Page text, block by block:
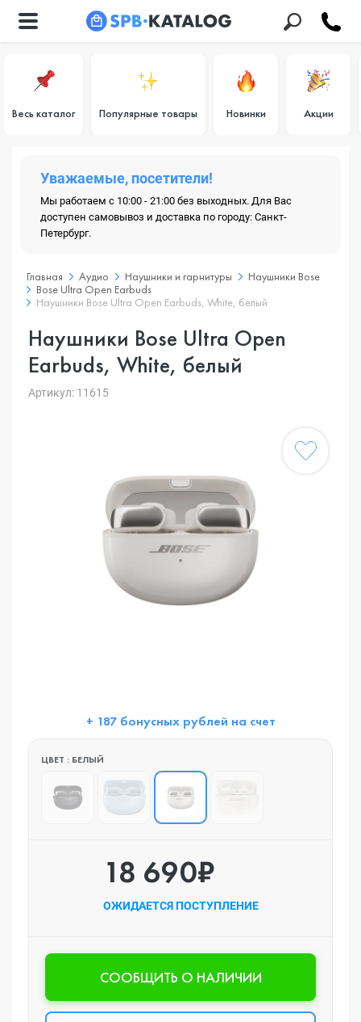
Весь каталог Популярные товары Новинки Акции
Уважаемые, посетители!
Мы работаем с 10:00 - 21:00 без выходных. Для Вас
доступен самовывоз и доставка по городу: Санкт-
Петербург.
Главная Аудио Наушники и гарнитуры
Наушники Bose
Bose Ultra Open Earbuds
Наушники Bose Ultra Open Earbuds, White, белый
Наушники Bose Ultra Open
Earbuds, White, белый
Артикул: 11615
+ 187 бонусных рублей на счет
ЦВЕТ : БЕЛЫЙ
18 690₽
ОЖИДАЕТСЯ ПОСТУПЛЕНИЕ
CООБЩИТЬ О НАЛИЧИИ